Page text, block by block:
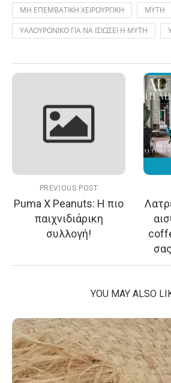
ΜΗ ΕΠΕΜΒΑΤΙΚΗ ΧΕΙΡΟΥΡΓΙΚΗ
ΜΥΤΗ
ΥΑΛΟΥΡΟΝΙΚΟ ΓΙΑ ΝΑ ΙΣΙΩΣΕΙ Η ΜΥΤΗ
PREVIOUS POST
Puma X Peanuts: Η πιο
παιχνιδιάρικη
συλλογή!
YOU MAY ALSO